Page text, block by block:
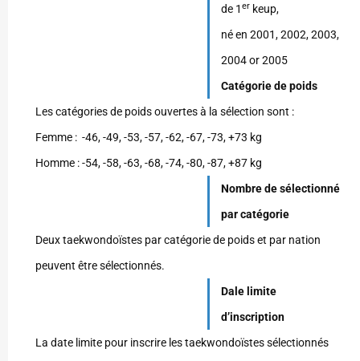
de 1 erkeup,
né en 2001, 2002, 2003,
2004 or 2005
Catégorie de poids
Les catégories de poids ouvertes à la sélection sont :
Femme : -46, -49, -53, -57, -62, -67, -73, +73 kg
Homme : -54, -58, -63, -68, -74, -80, -87, +87 kg
Nombre de sélectionné
par catégorie
Deux taekwondoïstes par catégorie de poids et par nation
peuvent être sélectionnés.
Dale limite
d’inscription
La date limite pour inscrire les taekwondoïstes sélectionnés